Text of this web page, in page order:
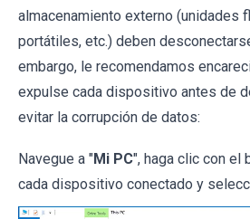
almacenamiento externo (unidades
portátiles, etc.) deben
embargo, le recomendamos
expulse cada dispositivo antes de
evitar la corrupción de datos:
Navegue a "Mi PC", haga clic con el
cada dispositivo conectado y